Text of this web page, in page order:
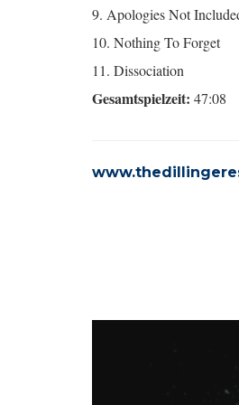
9. Apologies Not
10. Nothing To Forget
11. Dissociation
Gesamtspielzeit: 47:08